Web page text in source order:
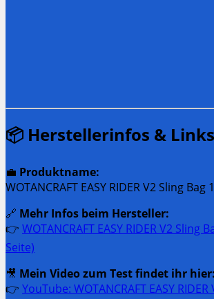
📦 Herstellerinfos & Links
💼 Produktname:
WOTANCRAFT EASY RIDER V2 Sling Bag
🔗 Mehr Infos beim Hersteller:
👉 WOTANCRAFT EASY RIDER V2 Sling
Seite)
🎥 Mein Video zum Test findet ihr hier:
👉 YouTube: WOTANCRAFT EASY RIDER